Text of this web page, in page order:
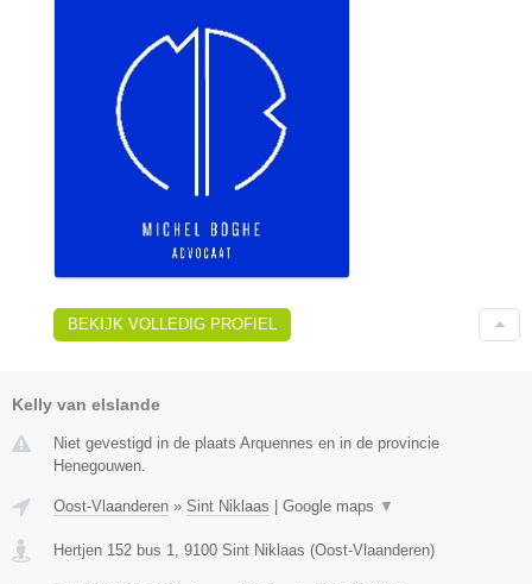
BEKIJK VOLLEDIG PROFIEL
Kelly van elslande
Niet gevestigd in de plaats Arquennes en in de provincie
Henegouwen.
Oost-Vlaanderen » Sint Niklaas Google maps ▼
Hertjen 152 bus 1, 9100 Sint Niklaas (Oost-Vlaanderen)